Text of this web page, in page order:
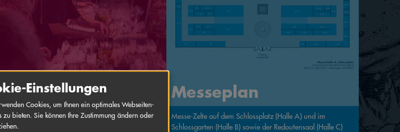
A-Z
6. Juni 2026
Lades-Halle
Messeplan
Messe-Zelte auf dem Schlossplatz (Halle A) und im
Schlossgarten (Halle B) sowie der Redoutensaal (Halle C)
Einstellungen
Cookies, um Ihnen ein optimales Webseiten-
zu bieten. Sie können Ihre Zustimmung ändern oder